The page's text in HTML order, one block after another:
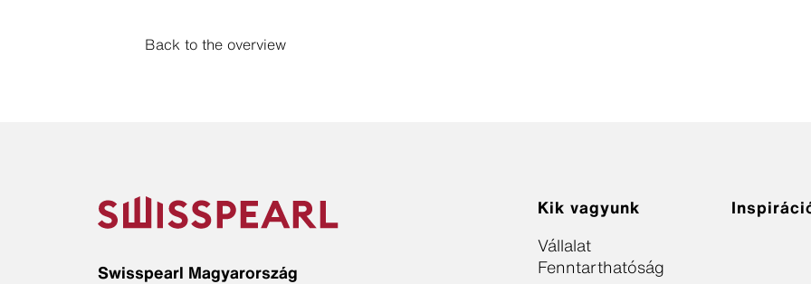
Back to the overview
Swisspearl Magyarország
Kik vagyunk
Vállalat
Fenntarthatóság